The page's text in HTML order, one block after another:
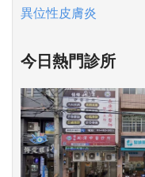
異位性皮膚炎
今日熱門診所